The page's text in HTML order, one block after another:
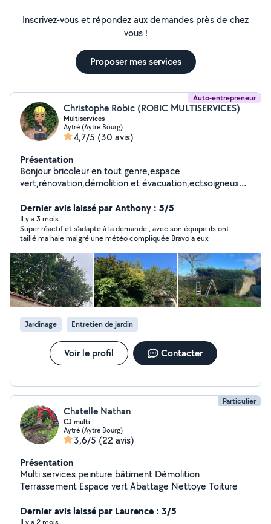
Inscrivez-vous et répondez aux demandes près de chez
vous !
Proposer mes services
Auto-entrepreneur
Christophe Robic (ROBIC MULTISERVICES)
Multiservices
Aytré (Aytre Bourg)
4,7/5 (30 avis)
Présentation
Bonjour bricoleur en tout genre,espace
vert,rénovation,démolition et évacuation,ectsoigneux
Dernier avis laissé par Anthony : 5/5
Il y a 3 mois
Super réactif et s'adapte à la demande , avec son équipe ils ont
taillé ma haie malgré une météo compliquée Bravo a eux
Jardinage Entretien de jardin
Voir le profil Contacter
Particulier
Chatelle Nathan
CJ multi
Aytré (Aytre Bourg)
3,6/5 (22 avis)
Présentation
Multi services peinture bâtiment Démolition
Terrassement Espace vert Abattage Nettoye Toiture
Dernier avis laissé par Laurence : 3/5
Il y a 2 mois